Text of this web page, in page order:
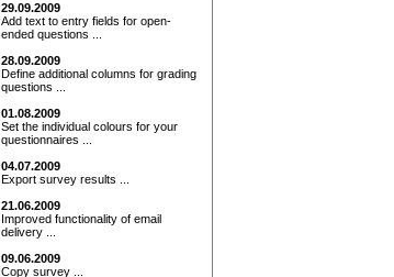
29.09.2009
Add text to entry fields for open-
ended questions ...
28.09.2009
Define additional columns for grading
questions ...
01.08.2009
Set the individual colours for your
questionnaires ...
04.07.2009
Export survey results ...
21.06.2009
Improved functionality of email
delivery ...
09.06.2009
Copy survey ...